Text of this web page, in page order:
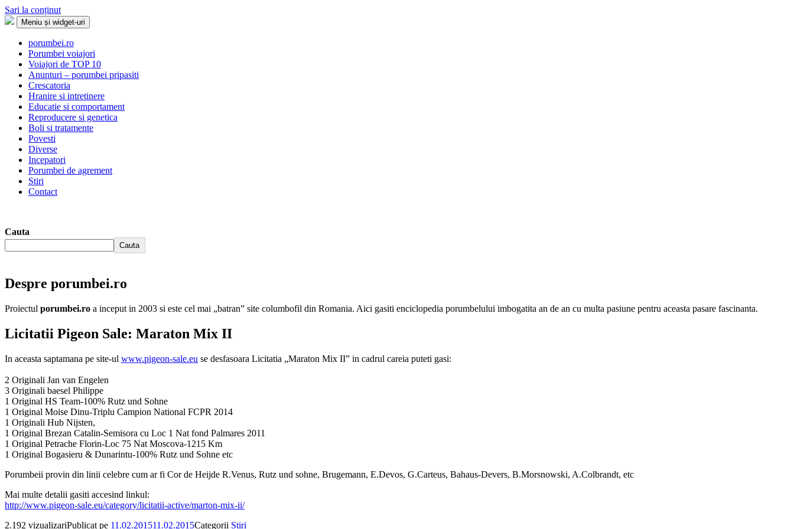
Sari la conținut
Porumbei.ro
Enciclopedia porumbelului
Meniu și widget-uri
porumbei.ro
Porumbei voiajori
Voiajori de TOP 10
Anunturi – porumbei pripasiti
Crescatoria
Hranire si intretinere
Educatie si comportament
Reproducere si genetica
Boli si tratamente
Povesti
Diverse
Incepatori
Porumbei de agrement
Stiri
Contact
Cauta
Cauta
Despre porumbei.ro
Proiectul porumbei.ro a inceput in 2003 si este cel mai „batran” site columbofil din Romania. Aici gasiti enciclopedia porumbelului imbogatita an de an cu multa pasiune pentru aceasta pasare fascinanta.
Licitatii Pigeon Sale: Maraton Mix II
In aceasta saptamana pe site-ul www.pigeon-sale.eu se desfasoara Licitatia „Maraton Mix II” in cadrul careia puteti gasi:
2 Originali Jan van Engelen
3 Originali baesel Philippe
1 Original HS Team-100% Rutz und Sohne
1 Original Moise Dinu-Triplu Campion National FCPR 2014
1 Originali Hub Nijsten,
1 Original Brezan Catalin-Semisora cu Loc 1 Nat fond Palmares 2011
1 Original Petrache Florin-Loc 75 Nat Moscova-1215 Km
1 Original Bogasieru & Dunarintu-100% Rutz und Sohne etc
Porumbeii provin din linii celebre cum ar fi Cor de Heijde R.Venus, Rutz und sohne, Brugemann, E.Devos, G.Carteus, Bahaus-Devers, B.Morsnowski, A.Colbrandt, etc
Mai multe detalii gasiti accesind linkul:
http://www.pigeon-sale.eu/category/licitatii-active/marton-mix-ii/
2.192 vizualizariPublicat pe 11.02.201511.02.2015Categorii Stiri